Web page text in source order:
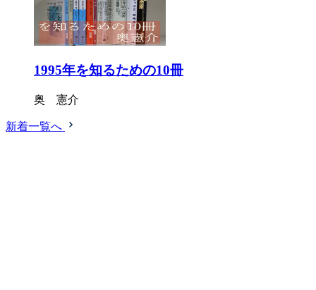
1995年を知るための10冊
奥 憲介
新着一覧へ